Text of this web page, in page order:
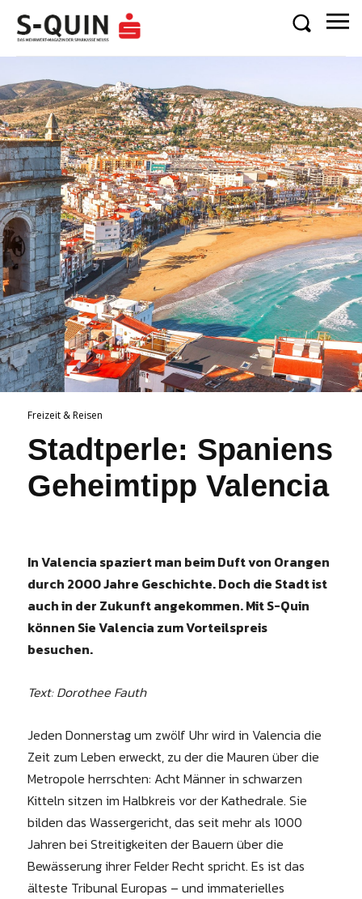
Freizeit & Reisen
Stadtperle: Spaniens
Geheimtipp Valencia
In Valencia spaziert man beim Duft von ­Orangen
durch 2000 Jahre Geschichte. Doch die Stadt ist
auch in der ­Zukunft ­angekommen. Mit S-Quin
können Sie Valencia zum Vorteilspreis
besuchen.
Text: Dorothee Fauth
Jeden Donnerstag um zwölf Uhr wird in Valencia die
Zeit zum Leben erweckt, zu der die Mauren über die
Metropole herrschten: Acht Männer in schwarzen
Kitteln sitzen im Halbkreis vor der Kathedrale. Sie
bilden das Wassergericht, das seit mehr als 1000
Jahren bei Streitigkeiten der Bauern über die
Bewässerung ihrer Felder Recht spricht. Es ist das
älteste Tribunal Europas – und immaterielles